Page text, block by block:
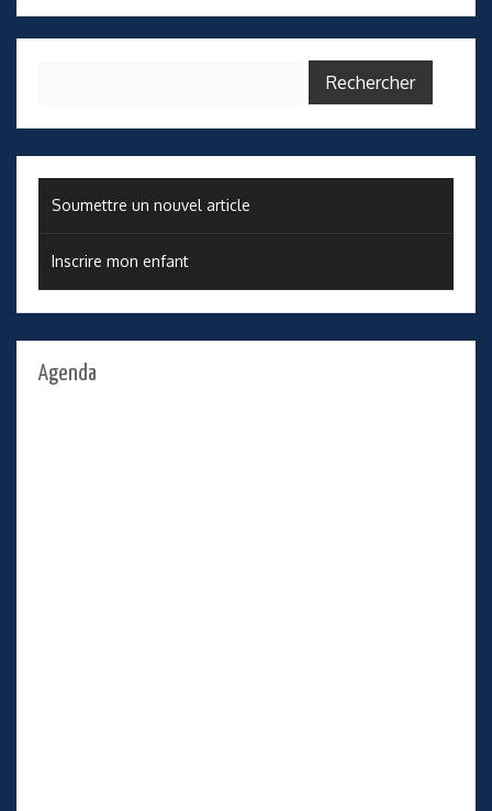
Soumettre un nouvel article
Inscrire mon enfant
Agenda